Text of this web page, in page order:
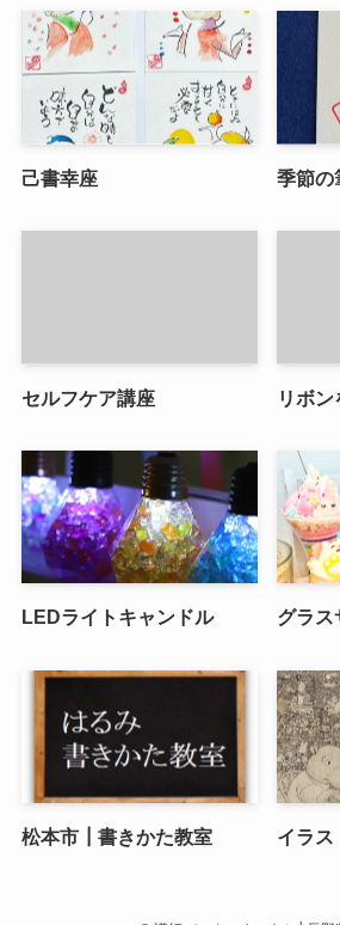
己書幸座 季節の
セルフケア講座 リボ
LEDライトキャンドル グラス
松本市┃書きかた教室 イラス